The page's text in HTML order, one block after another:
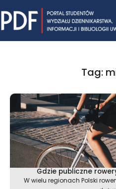
to
content
Tag:
Gdzie publiczne
W wielu regionach Polski